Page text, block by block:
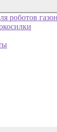
роботов